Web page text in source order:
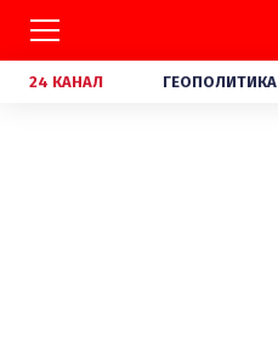
24 КАНАЛ ГЕОПОЛИТИКА